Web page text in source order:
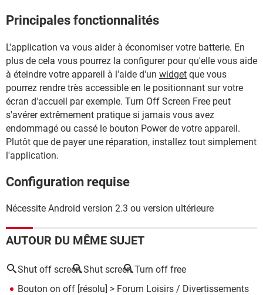
Principales fonctionnalités
L'application va vous aider à économiser votre batterie. En
plus de cela vous pourrez la configurer pour qu'elle vous aide
à éteindre votre appareil à l'aide d'un widget que vous
pourrez rendre très accessible en le positionnant sur votre
écran d'accueil par exemple. Turn Off Screen Free peut
s'avérer extrêmement pratique si jamais vous avez
endommagé ou cassé le bouton Power de votre appareil.
Plutôt que de payer une réparation, installez tout simplement
l'application.
Configuration requise
Nécessite Android version 2.3 ou version ultérieure
AUTOUR DU MÊME SUJET
Shut off screen Shut screen Turn off free
Bouton on off [résolu] > Forum Loisirs / Divertissements